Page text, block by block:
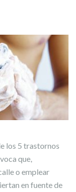
los 5 trastornos
que,
o emplear
en fuente de